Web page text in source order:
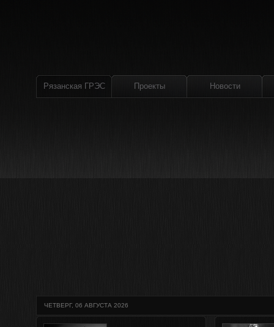
Рязанская ГРЭС Проекты Новости
ЧЕТВЕРГ, 06 АВГУСТА 2026